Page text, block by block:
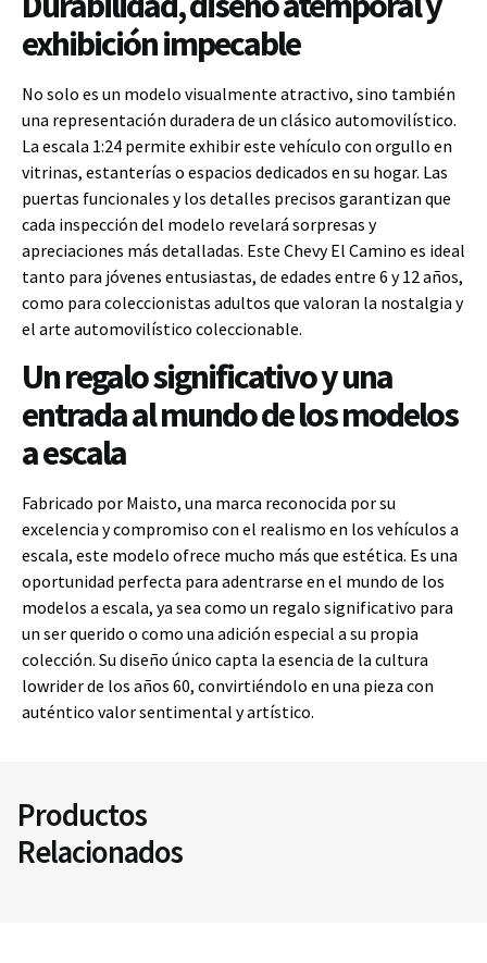
exhibición impecable
No solo es un modelo visualmente atractivo, sino también
una representación duradera de un clásico automovilístico.
La escala 1:24 permite exhibir este vehículo con orgullo en
vitrinas, estanterías o espacios dedicados en su hogar. Las
puertas funcionales y los detalles precisos garantizan que
cada inspección del modelo revelará sorpresas y
apreciaciones más detalladas. Este Chevy El Camino es ideal
tanto para jóvenes entusiastas, de edades entre 6 y 12 años,
como para coleccionistas adultos que valoran la nostalgia y
el arte automovilístico coleccionable.
Un regalo significativo y una
entrada al mundo de los modelos
a escala
Fabricado por Maisto, una marca reconocida por su
excelencia y compromiso con el realismo en los vehículos a
escala, este modelo ofrece mucho más que estética. Es una
oportunidad perfecta para adentrarse en el mundo de los
modelos a escala, ya sea como un regalo significativo para
un ser querido o como una adición especial a su propia
colección. Su diseño único capta la esencia de la cultura
lowrider de los años 60, convirtiéndolo en una pieza con
auténtico valor sentimental y artístico.
Productos
Relacionados